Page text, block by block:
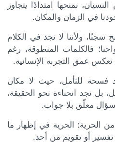
نمنحها امتدادًا يتجاوز
في الزمان والمكان.
ولأننا لا نجد في الكلام
فالكلمات المنطوقة، رغم
تعكس عمق التجربة الإنسانية.
فسحة للتأمل، حيث لا مكان
بل نجد انحناءة نحو الحقيقة،
معلّق بلا جواب.
من الحرية؛ الحرية في إظهار ما
أو تقويم من أحد.